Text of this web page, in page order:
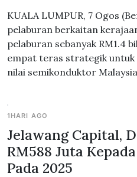
KUALA LUMPUR, 7 Ogos
pelaburan berkaitan
pelaburan sebanyak RM1.4
empat teras strategik
nilai semikonduktor
1HARI AGO
Jelawang Capital,
RM588 Juta
Pada 2025